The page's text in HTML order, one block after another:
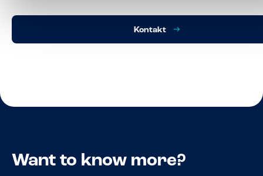
Kontakt
Want to know more?